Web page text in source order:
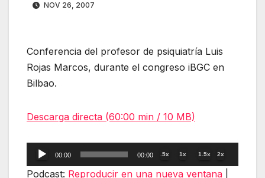
NOV 26, 2007
Conferencia del profesor de psiquiatría Luis
Rojas Marcos, durante el congreso iBGC en
Bilbao.
Descarga directa (60:00 min / 10 MB)
Reproductor
de
00:00 00:00 .5x 1x 1.5x 2x
Podcast: Reproducir en una nueva ventana